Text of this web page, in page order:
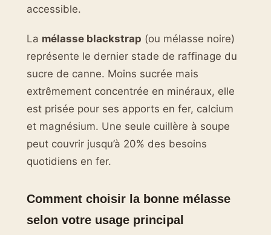
accessible.
La mélasse blackstrap (ou mélasse noire)
représente le dernier stade de raffinage du
sucre de canne. Moins sucrée mais
extrêmement concentrée en minéraux, elle
est prisée pour ses apports en fer, calcium
et magnésium. Une seule cuillère à soupe
peut couvrir jusqu’à 20% des besoins
quotidiens en fer.
Comment choisir la bonne mélasse
selon votre usage principal